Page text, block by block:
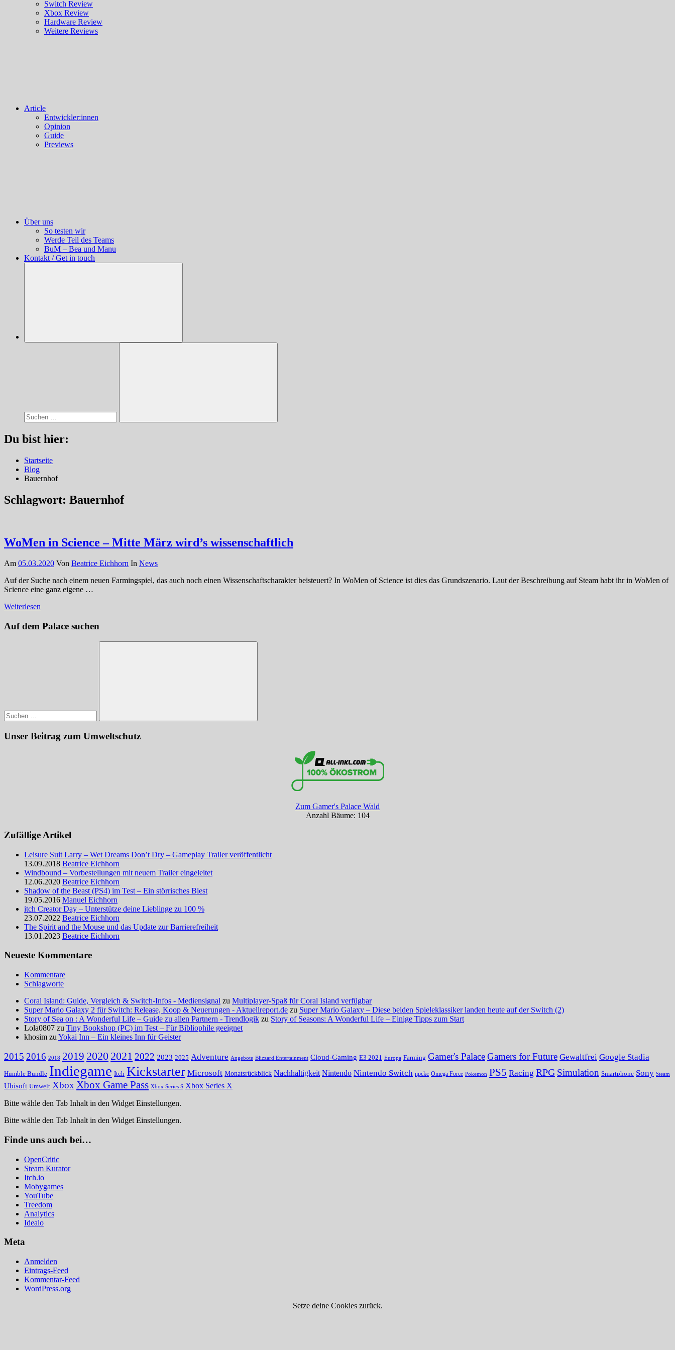
Switch Review
Xbox Review
Hardware Review
Weitere Reviews
Article
Entwickler:innen
Opinion
Guide
Previews
Über uns
So testen wir
Werde Teil des Teams
BuM – Bea und Manu
Kontakt / Get in touch
Suchen
Du bist hier:
Startseite
Blog
Bauernhof
Schlagwort: Bauernhof
WoMen in Science – Mitte März wird’s wissenschaftlich
Am 05.03.2020 Von Beatrice Eichhorn In News
Auf der Suche nach einem neuen Farmingspiel, das auch noch einen Wissenschaftscharakter beisteuert? In WoMen of Science ist dies das Grundszenario. Laut der Beschreibung auf Steam habt ihr in WoMen of
Science eine ganz eigene …
Weiterlesen
Auf dem Palace suchen
Suchen
Unser Beitrag zum Umweltschutz
Zum Gamer's Palace Wald
Anzahl Bäume: 104
Zufällige Artikel
Leisure Suit Larry – Wet Dreams Don’t Dry – Gameplay Trailer veröffentlicht
13.09.2018 Beatrice Eichhorn
Windbound – Vorbestellungen mit neuem Trailer eingeleitet
12.06.2020 Beatrice Eichhorn
Shadow of the Beast (PS4) im Test – Ein störrisches Biest
19.05.2016 Manuel Eichhorn
itch Creator Day – Unterstütze deine Lieblinge zu 100 %
23.07.2022 Beatrice Eichhorn
The Spirit and the Mouse und das Update zur Barrierefreiheit
13.01.2023 Beatrice Eichhorn
Neueste Kommentare
Kommentare
Schlagworte
Coral Island: Guide, Vergleich & Switch-Infos - Mediensignal zu Multiplayer-Spaß für Coral Island verfügbar
Super Mario Galaxy 2 für Switch: Release, Koop & Neuerungen - Aktuellreport.de zu Super Mario Galaxy – Diese beiden Spieleklassiker landen heute auf der Switch (2)
Story of Sea on : A Wonderful Life – Guide zu allen Partnern - Trendlogik zu Story of Seasons: A Wonderful Life – Einige Tipps zum Start
Lola0807 zu Tiny Bookshop (PC) im Test – Für Bibliophile geeignet
khosim zu Yokai Inn – Ein kleines Inn für Geister
2015 2016 2018 2019 2020 2021 2022 2023 2025 Adventure Angebote Blizzard Entertainment Cloud-Gaming E3 2021 Europa Farming Gamer's PalaceGamers for Future Gewaltfrei Google Stadia
Humble Bundle Indiegame Itch Kickstarter Microsoft Monatsrückblick Nachhaltigkeit Nintendo Nintendo Switch npckc Omega Force Pokemon PS5 Racing RPG Simulation Smartphone Sony Steam
Ubisoft Umwelt Xbox Xbox Game Pass Xbox Series S Xbox Series X
Bitte wähle den Tab Inhalt in den Widget Einstellungen.
Bitte wähle den Tab Inhalt in den Widget Einstellungen.
Finde uns auch bei…
OpenCritic
Steam Kurator
Itch.io
Mobygames
YouTube
Treedom
Analytics
Idealo
Meta
Anmelden
Eintrags-Feed
Kommentar-Feed
WordPress.org
Setze deine Cookies zurück.